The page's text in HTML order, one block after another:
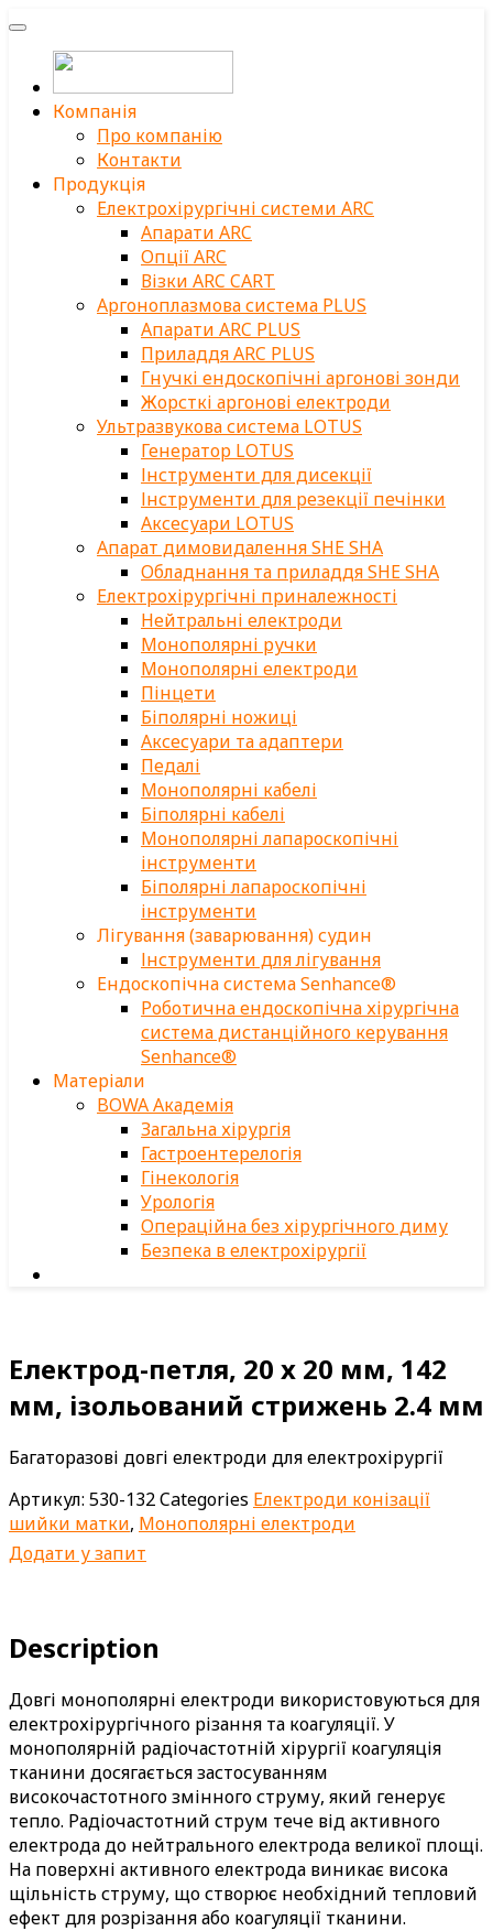
Компанія
Про компанію
Контакти
Продукція
Електрохірургічні системи ARC
Апарати ARC
Опції ARC
Візки ARC CART
Аргоноплазмова система PLUS
Апарати ARC PLUS
Приладдя ARC PLUS
Гнучкі ендоскопічні аргонові зонди
Жорсткі аргонові електроди
Ультразвукова система LOTUS
Генератор LOTUS
Інструменти для дисекції
Інструменти для резекції печінки
Аксесуари LOTUS
Апарат димовидалення SHE SHA
Обладнання та приладдя SHE SHA
Електрохірургічні приналежності
Нейтральні електроди
Монополярні ручки
Монополярні електроди
Пінцети
Біполярні ножиці
Аксесуари та адаптери
Педалі
Монополярні кабелі
Біполярні кабелі
Монополярні лапароскопічні
інструменти
Біполярні лапароскопічні
інструменти
Лігування (заварювання) судин
Інструменти для лігування
Ендоскопічна система Senhance®
Роботична ендоскопічна хірургічна
система дистанційного керування
Senhance®
Матеріали
BOWA Академія
Загальна хірургія
Гастроентерелогія
Гінекологія
Урологія
Операційна без хірургічного диму
Безпека в електрохірургії
Електрод-петля, 20 x 20 мм, 142
мм, ізольований стрижень 2.4 мм
Багаторазові довгі електроди для електрохірургії
Артикул: 530-132Categories Електроди конізації
шийки матки, Монополярні електроди
Додати у запит
Description
Довгі монополярні електроди використовуються для
електрохірургічного різання та коагуляції. У
монополярній радіочастотній хірургії коагуляція
тканини досягається застосуванням
високочастотного змінного струму, який генерує
тепло. Радіочастотний струм тече від активного
електрода до нейтрального електрода великої площі.
На поверхні активного електрода виникає висока
щільність струму, що створює необхідний тепловий
ефект для розрізання або коагуляції тканини.